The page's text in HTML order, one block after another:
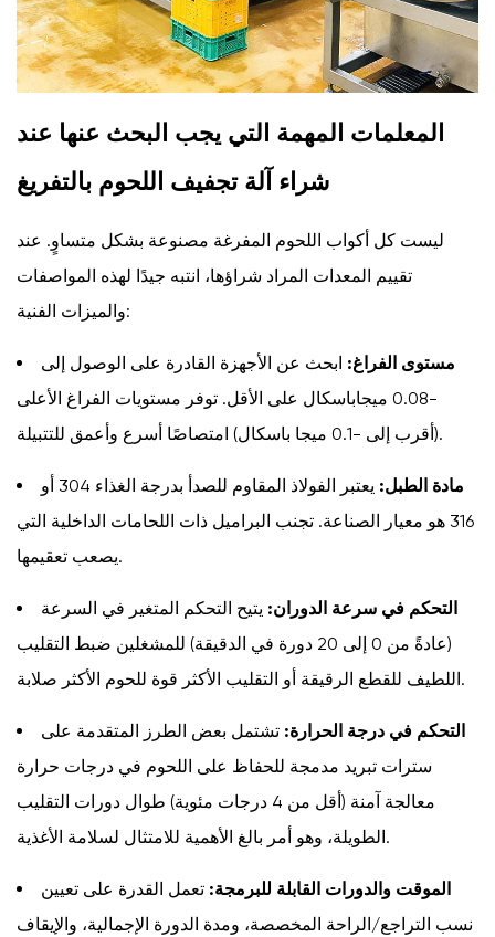
المعلمات المهمة التي يجب البحث عنها عند
شراء آلة تجفيف اللحوم بالتفريغ
ليست كل أكواب اللحوم المفرغة مصنوعة بشكل متساوٍ. عند
تقييم المعدات المراد شراؤها، انتبه جيدًا لهذه المواصفات
والميزات الفنية:
مستوى الفراغ: ابحث عن الأجهزة القادرة على الوصول إلى
-0.08 ميجاباسكال على الأقل. توفر مستويات الفراغ الأعلى
(أقرب إلى -0.1 ميجا باسكال) امتصاصًا أسرع وأعمق للتتبيلة.
مادة الطبل:
يعتبر الفولاذ المقاوم للصدأ بدرجة الغذاء 304 أو
316 هو معيار الصناعة. تجنب البراميل ذات اللحامات الداخلية التي
يصعب تعقيمها.
التحكم في سرعة الدوران: يتيح التحكم المتغير في السرعة
(عادةً من 0 إلى 20 دورة في الدقيقة) للمشغلين ضبط التقليب
اللطيف للقطع الرقيقة أو التقليب الأكثر قوة للحوم الأكثر صلابة.
التحكم في درجة الحرارة: تشتمل بعض الطرز المتقدمة على
سترات تبريد مدمجة للحفاظ على اللحوم في درجات حرارة
معالجة آمنة (أقل من 4 درجات مئوية) طوال دورات التقليب
الطويلة، وهو أمر بالغ الأهمية للامتثال لسلامة الأغذية.
الموقت والدورات القابلة للبرمجة: تعمل القدرة على تعيين
نسب التراجع/الراحة المخصصة، ومدة الدورة الإجمالية، والإيقاف